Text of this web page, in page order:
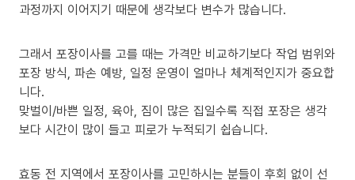
과정까지 이어지기 때문에 생각보다 변수가 많습니다.
그래서 포장이사를 고를 때는 가격만 비교하기보다 작업 범위와
포장 방식, 파손 예방, 일정 운영이 얼마나 체계적인지가 중요합
니다.
맞벌이/바쁜 일정, 육아, 짐이 많은 집일수록 직접 포장은 생각
보다 시간이 많이 들고 피로가 누적되기 쉽습니다.
효동 전 지역에서 포장이사를 고민하시는 분들이 후회 없이 선